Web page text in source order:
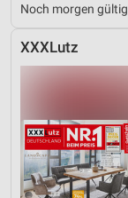
Noch morgen gültig
XXXLutz